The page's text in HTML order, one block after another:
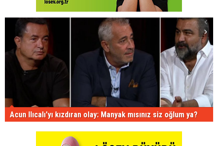
Acun Ilıcalı'yı kızdıran olay: Manyak mısınız siz oğlum ya?